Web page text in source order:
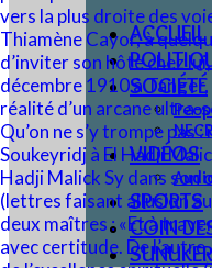
ACCUEIL
SOCIÉTÉ
VIDÉOS
SPORTS
COIN